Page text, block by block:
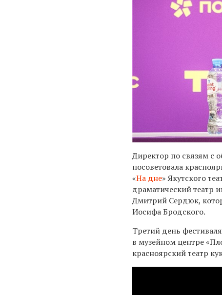
Директор по связям с
посоветовала
«На дне» Якутского
драматический театр
Дмитрий Сердюк,
Иосифа Бродского.
Третий день
в музейном центре
красноярский театр